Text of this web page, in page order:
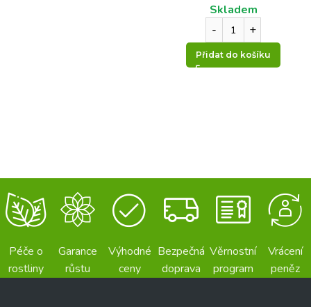
Skladem
Přidat do košíku
Péče o
rostliny
Garance
růstu
Výhodné
ceny
Bezpečná
doprava
Věrnostní
program
Vrácení
peněz